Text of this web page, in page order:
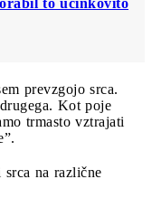
to učinkovito
prevzgojo srca.
Kot poje
trmasto vztrajati
na različne